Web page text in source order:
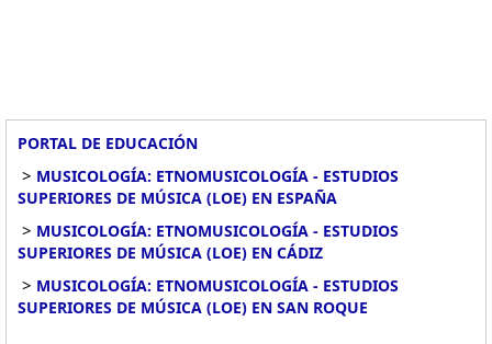
PORTAL DE EDUCACIÓN
> MUSICOLOGÍA: ETNOMUSICOLOGÍA - ESTUDIOS
SUPERIORES DE MÚSICA (LOE) EN ESPAÑA
> MUSICOLOGÍA: ETNOMUSICOLOGÍA - ESTUDIOS
SUPERIORES DE MÚSICA (LOE) EN CÁDIZ
> MUSICOLOGÍA: ETNOMUSICOLOGÍA - ESTUDIOS
SUPERIORES DE MÚSICA (LOE) EN SAN ROQUE